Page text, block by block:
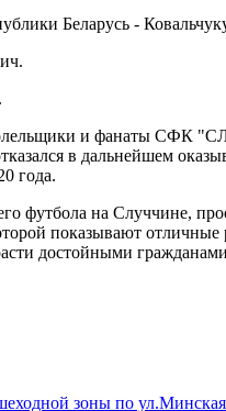
Беларусь -
и фанаты СФК
в дальнейшем
года.
футбола на Случчине,
показывают отличные
достойными
зоны по